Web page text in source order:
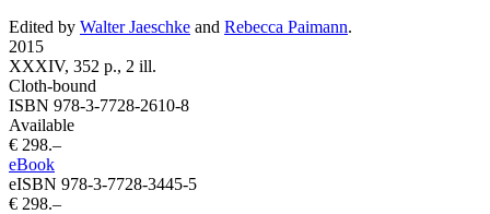
Edited by Walter Jaeschke and Rebecca Paimann.
2015
XXXIV, 352 p., 2 ill.
Cloth-bound
ISBN 978-3-7728-2610-8
Available
€ 298.–
eBook
eISBN 978-3-7728-3445-5
€ 298.–